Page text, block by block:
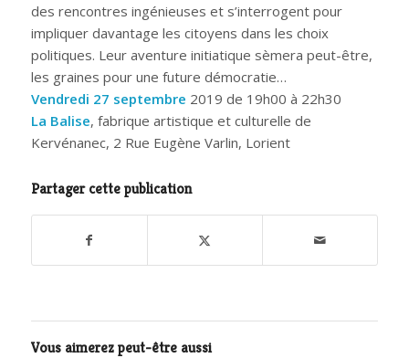
des rencontres ingénieuses et s’interrogent pour
impliquer davantage les citoyens dans les choix
politiques. Leur aventure initiatique sèmera peut-être,
les graines pour une future démocratie…
Vendredi 27 septembre 2019 de 19h00 à 22h30
La Balise, fabrique artistique et culturelle de
Kervénanec, 2 Rue Eugène Varlin, Lorient
Partager cette publication
Vous aimerez peut-être aussi